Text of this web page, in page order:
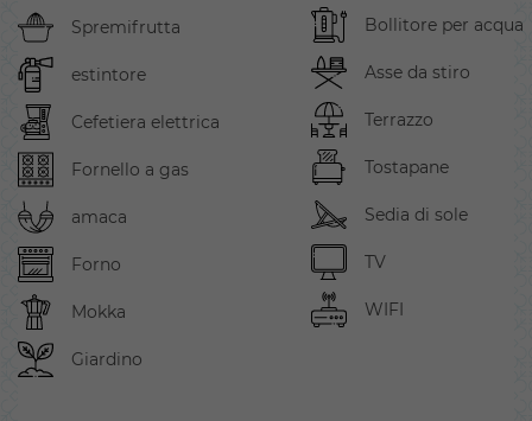
Spremifrutta
estintore
Cefetiera elettrica
Fornello a gas
amaca
Forno
Mokka
Giardino
Bollitore per acqua
Asse da stiro
Terrazzo
Tostapane
Sedia di sole
TV
WIFI